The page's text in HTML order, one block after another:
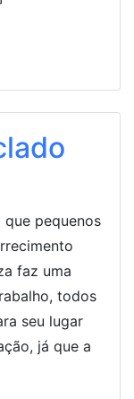
pequenos
faz uma
todos
seu lugar
já que a